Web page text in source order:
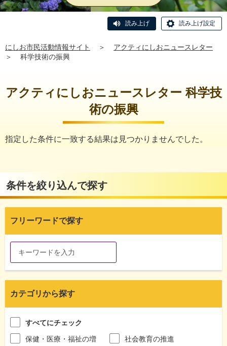
読み上げ 読み上げ設定
にしお市民活動情報サイト ＞
アクティにしおニュースレター
＞
科学技術の振興
アクティにしおニュースレター 科学技
術の振興
指定した条件に一致する結果は見つかりませんでした。
条件を絞り込んで探す
フリーワードで探す
カテゴリから探す
すべてにチェック
保健・医療・福祉の増
社会教育の推進